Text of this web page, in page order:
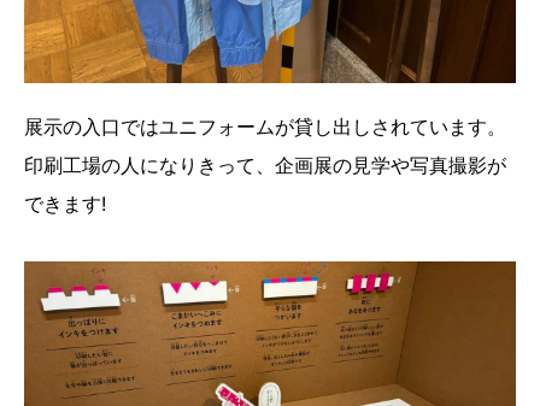
展示の入口ではユニフォームが貸し出しされています。
印刷工場の人になりきって、企画展の見学や写真撮影が
できます!